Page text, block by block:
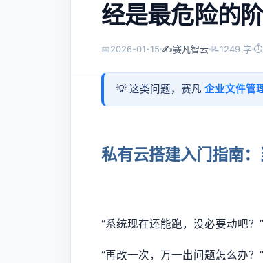
经是最危险的
📅2026-01-15 ✍️赛凡智云 📝1249 字 ⏱
💡 这类问题，赛凡 企业文件管
私有云搭建入门指南
“系统现在还能跑，没必要动吧？”
“再改一次，万一出问题怎么办？”